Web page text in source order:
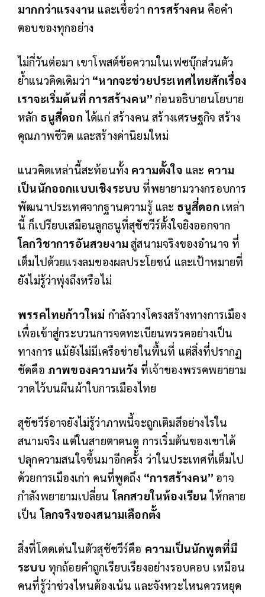
มากกว่าแรงงาน และเชื่อว่า การสร้างคน คือคำ
ตอบของทุกอย่าง
ไม่กี่วันต่อมา เขาโพสต์ข้อความในเฟซบุ๊กส่วนตัว
ย้ำแนวคิดเดิมว่า “หากจะช่วยประเทศไทยสักเรื่อง
เราจะเริ่มต้นที่ การสร้างคน”ก่อนอธิบายนโยบาย
หลัก ธนูสี่ดอก ได้แก่ สร้างคน สร้างเศรษฐกิจ สร้าง
คุณภาพชีวิต และสร้างค่านิยมใหม่
แนวคิดเหล่านี้สะท้อนทั้ง ความตั้งใจ และ ความ
เป็นนักออกแบบเชิงระบบ ที่พยายามวางกรอบการ
พัฒนาประเทศจากฐานความรู้ และ ธนูสี่ดอก เหล่า
นี้ ก็เปรียบเสมือนลูกธนูที่สุชัชวีร์ตั้งใจยิงออกจาก
โลกวิชาการอันสวยงามสู่สนามจริงของอำนาจ ที่
เต็มไปด้วยแรงลมของผลประโยชน์ และเป้าหมายที่
ยังไม่รู้ว่าพุ่งถึงหรือไม่
พรรคไทยก้าวใหม่ กำลังวางโครงสร้างทางการเมือง
เพื่อเข้าสู่กระบวนการจดทะเบียนพรรคอย่างเป็น
ทางการ แม้ยังไม่มีเครือข่ายในพื้นที่ แต่สิ่งที่ปรากฏ
ชัดคือ ภาพของความหวัง ที่เจ้าของพรรคพยายาม
วาดไว้บนผืนผ้าใบการเมืองไทย
สุชัชวีร์อาจยังไม่รู้ว่าภาพนี้จะถูกเติมสีอย่างไรใน
สนามจริง แต่ในสายตาคนดู การเริ่มต้นของเขาได้
ปลุกความสนใจขึ้นมาอีกครั้ง ว่าในประเทศที่เต็มไป
ด้วยการเมืองเก่า คนที่พูดถึง “การสร้างคน” อาจ
กำลังพยายามเปลี่ยนโลกสวยในห้องเรียนให้กลาย
เป็นโลกจริงของสนามเลือกตั้ง
สิ่งที่โดดเด่นในตัวสุชัชวีร์คือ ความเป็นนักพูดที่มี
ระบบ ทุกถ้อยคำถูกเรียบเรียงอย่างรอบคอบ เหมือน
คนที่รู้ว่าช่วงไหนต้องเน้น และจังหวะไหนควรหยุด